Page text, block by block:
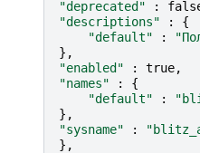
"deprecated"
:
"descriptions"
:
{
"default"
:
},
"enabled"
: true,
"names"
:
{
"default"
:
},
"sysname"
:
},